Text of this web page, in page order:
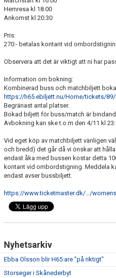
KONTAKT
Hemresa kl 18.00
Ankomst kl 20.30
Pris:
270:- betalas kontant vid
Observera att det är viktigt att ni har
Information om bokning:
Kombinerad buss och matchbiljett
https://h65.ebiljett.nu/Home/tickets/
Begränast antal platser.
Bokad biljett för buss/match är
Avbokning kan ske t.o.m den 4/11 kl
Vid eget köp av matchbiljett vänligen
och bredd) det går då vi önskar att
endast åka med bussen kostar detta
kontant vid ombordstigning. Meddela
endast avser bussbiljett.
https://www.ticketmaster.dk/…/
Nyhetsarkiv
Ebba Olsson blir H65:are "på riktigt"
Storseger i Skånederbyt